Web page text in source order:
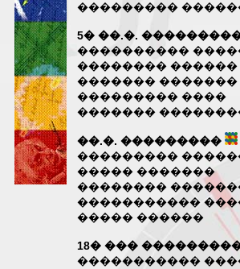
���������
5� ��.�.
����������
�������� ������
������� �������
��������� ����
�������
��.�. ���������
���������
����� �������
��������
�����������
����� ������
18� ���
�����������